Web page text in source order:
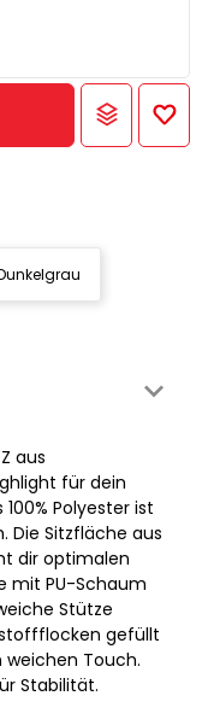
aus
für dein
Polyester ist
Die Sitzfläche aus
dir optimalen
mit PU-Schaum
Stütze
gefüllt
weichen Touch.
Stabilität.